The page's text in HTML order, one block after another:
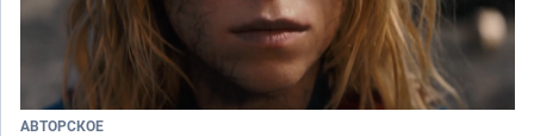
АВТОРСКОЕ